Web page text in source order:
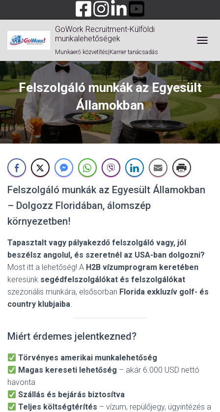
GoWork Recruitment-Külföldi
munkalehetőségek
Munkaerő közvetítés|Karrier tanácsadás
Felszolgáló munkák az Egyesült
Államokban
Felszolgáló munkák az Egyesült Államokban
– Dolgozz Floridában, álomszép
környezetben!
Tapasztalt vagy pályakezdő felszolgáló vagy, jól
beszélsz angolul, és szeretnél az USA-ban dolgozni?
Most itt a lehetőség! A H2B vízumprogram keretében
keresünk segédfelszolgálókat és felszolgálókat
szezonális munkára, elsősorban Florida exkluzív golf- és
country klubjaiba.
Miért érdemes jelentkezned?
Törvényes amerikai munkalehetőség
Magas kereseti lehetőség – akár 6.000 USD nettó
havonta
Szállás és bejárás biztosítva
Teljes költségtérítés – vízum, repülőjegy, ügyintézés a